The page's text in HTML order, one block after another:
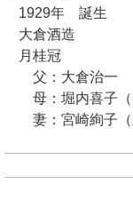
1929年 誕生
大倉酒造
月桂冠
父：大倉治一
母：堀内喜子（★
妻：宮崎絢子（